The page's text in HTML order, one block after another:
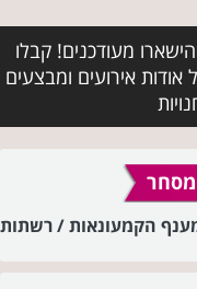
מעודכנים! קבלו
אודות אירועים ומבצעים
הקמעונאות / רשתות